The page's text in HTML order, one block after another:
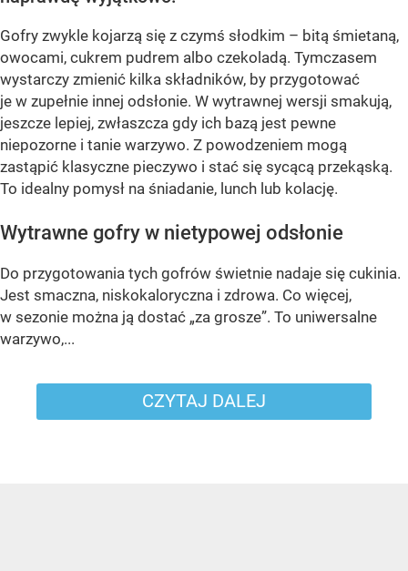
Gofry zwykle kojarzą się z czymś słodkim – bitą śmietaną,
owocami, cukrem pudrem albo czekoladą. Tymczasem
wystarczy zmienić kilka składników, by przygotować
je w zupełnie innej odsłonie. W wytrawnej wersji smakują,
jeszcze lepiej, zwłaszcza gdy ich bazą jest pewne
niepozorne i tanie warzywo. Z powodzeniem mogą
zastąpić klasyczne pieczywo i stać się sycącą przekąską.
To idealny pomysł na śniadanie, lunch lub kolację.
Wytrawne gofry w nietypowej odsłonie
Do przygotowania tych gofrów świetnie nadaje się cukinia.
Jest smaczna, niskokaloryczna i zdrowa. Co więcej,
w sezonie można ją dostać „za grosze”. To uniwersalne
warzywo,...
CZYTAJ DALEJ